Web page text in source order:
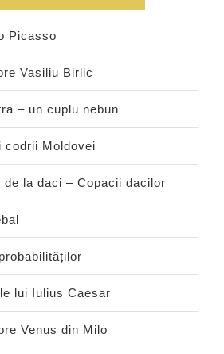
Picasso
Vasiliu Birlic
– un cuplu nebun
codrii Moldovei
la daci – Copacii dacilor
lui Iulius Caesar
Venus din Milo